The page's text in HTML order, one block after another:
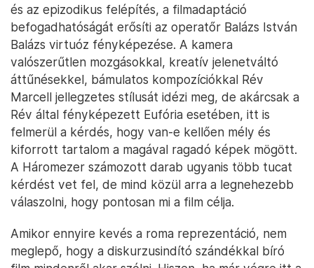
és az epizodikus felépítés, a filmadaptáció
befogadhatóságát erősíti az operatőr Balázs István
Balázs virtuóz fényképezése. A kamera
valószerűtlen mozgásokkal, kreatív jelenetváltó
áttűnésekkel, bámulatos kompozíciókkal Rév
Marcell jellegzetes stílusát idézi meg, de akárcsak a
Rév által fényképezett Eufória esetében, itt is
felmerül a kérdés, hogy van-e kellően mély és
kiforrott tartalom a magával ragadó képek mögött.
A Háromezer számozott darab ugyanis több tucat
kérdést vet fel, de mind közül arra a legnehezebb
válaszolni, hogy pontosan mi a film célja.
Amikor ennyire kevés a roma reprezentáció, nem
meglepő, hogy a diskurzusindító szándékkal bíró